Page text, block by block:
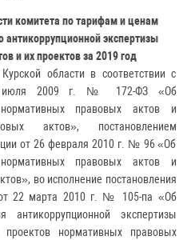
комитета по тарифам и ценам
антикоррупционной экспертизы
и их проектов за 2019 год
области в соответствии с
июля 2009 г. № 172-ФЗ «Об
нормативных правовых актов и
актов», постановлением
от 26 февраля 2010 г. № 96 «Об
нормативных правовых актов и
во исполнение постановления
от 22 марта 2010 г. № 105-па «Об
антикоррупционной экспертизы
нормативных правовых